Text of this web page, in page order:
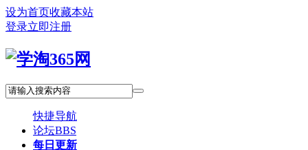
设为首页收藏本站
登录立即注册
快捷导航
论坛BBS
每日更新